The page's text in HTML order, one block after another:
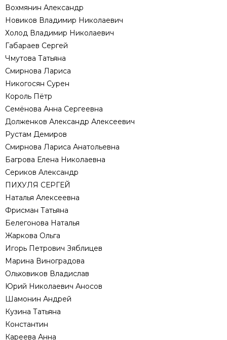
Вохмянин Александр
Новиков Владимир Николаевич
Холод Владимир Николаевич
Габараев Сергей
Чмутова Татьяна
Смирнова Лариса
Никогосян Сурен
Король Пётр
Семёнова Анна Сергеевна
Долженков Александр Алексеевич
Рустам Демиров
Смирнова Лариса Анатольевна
Багрова Елена Николаевна
Сериков Aлександр
ПИХУЛЯ СЕРГЕЙ
Наталья Алексеевна
Фрисман Татьяна
Белегонова Наталья
Жаркова Ольга
Игорь Петрович Зяблицев
Марина Виноградова
Ольховиков Владислав
Юрий Николаевич Аносов
Шамонин Андрей
Кузина Татьяна
Константин
Кареева Анна